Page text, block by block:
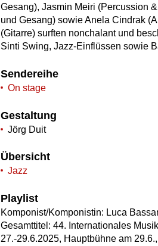
Gesang), Jasmin Meiri (Percussion
und Gesang) sowie Anela Cindrak
(Gitarre) surften nonchalant und
Sinti Swing, Jazz-Einflüssen sowie
Sendereihe
On stage
Gestaltung
Jörg Duit
Übersicht
Jazz
Playlist
Komponist/Komponistin: Luca
Gesamttitel: 44. Internationales
27.-29.6.2025, Hauptbühne am